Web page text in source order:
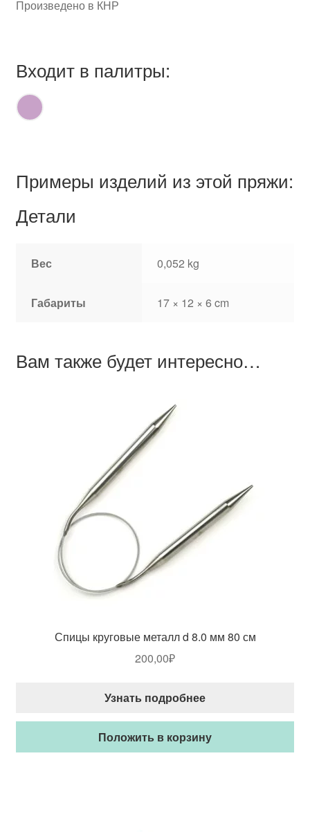
Произведено в КНР
Входит в палитры:
Примеры изделий из этой пряжи:
Детали
Вес 0,052 kg
Габариты 17 × 12 × 6 cm
Вам также будет интересно…
Спицы круговые металл d 8.0 мм 80 см
200,00₽
Узнать подробнее
Положить в корзину